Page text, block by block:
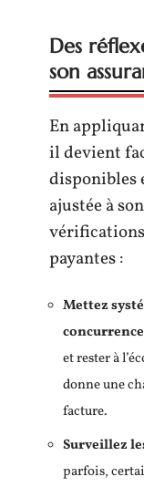
Des
son
En
il devient
disponibles
ajustée à
payantes :
Mettez
concurrence
et rester à
donne une
facture.
Surveillez
parfois,